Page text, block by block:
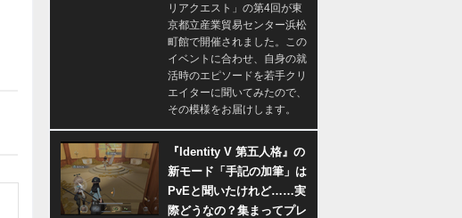
リアクエスト」の第4回が東
京都立産業貿易センター浜松
町館で開催されました。この
イベントに合わせ、自身の就
活時のエピソードを若手クリ
エイターに聞いてみたので、
その模様をお届けします。
『Identity V 第五人格』の
新モード「手記の加筆」は
PvEと聞いたけれど……実
際どうなの？集まってプレ